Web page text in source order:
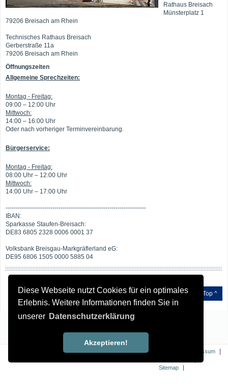
Diese Webseite nutzt Cookies für ein optimales
Erlebnis. Weitere Informationen finden Sie in
unserer Datenschutzerklärung
Akzeptieren!
Rathaus Breisach
Münsterplatz 1
79206 Breisach am Rhein
Technisches Rathaus Breisach
Gerberstraße 11a
79206 Breisach am Rhein
Öffnungszeiten
Allgemeine Sprechzeiten:
Montag - Freitag:
09:00 – 12:00 Uhr
Mittwoch:
14:00 – 16:00 Uhr
Oder nach vorheriger Terminvereinbarung.
Bürgerservice:
Montag - Freitag:
08:00 Uhr – 12:00 Uhr
Mittwoch:
14:00 Uhr – 17:00 Uhr
---------------------------------------------------------------------
IBAN:
Sparkasse Staufen-Breisach:
DE83 6805 2328 0006 0001 37
Volksbank Breisgau-Markgräflerland eG:
DE95 6806 1505 0000 5885 04
Top ^
Impressum
Sitemap